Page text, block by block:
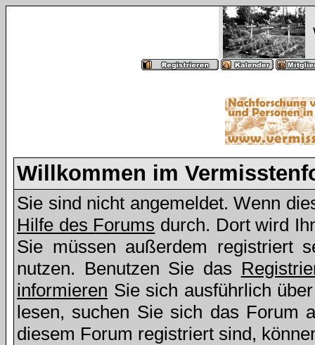
Willkommen im
Sie sind nicht angemeldet. Wenn
Hilfe des Forums durch. Dort wird
Sie müssen außerdem registriert
nutzen. Benutzen Sie das
informieren Sie sich ausführlich
lesen, suchen Sie sich das Forum
diesem Forum registriert sind,